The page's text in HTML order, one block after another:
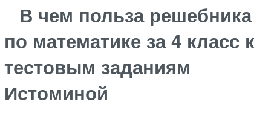
В чем польза решебника
по математике за 4 класс к
тестовым заданиям
Истоминой